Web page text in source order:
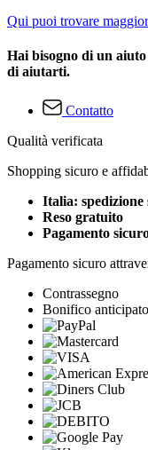
Qui puoi trovare
Hai bisogno di un
di aiutarti.
Contatto
Qualità verificata
Shopping sicuro e
Italia:
Reso gratuito
Pagamento
Pagamento sicuro
Contrassegno
Bonifico anticipato